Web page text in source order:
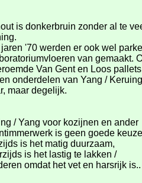
is donkerbruin zonder al te
jaren '70 werden er ook wel
van gemaakt.
Van Gent en Loos pallets
onderdelen van Yang /
maar degelijk.
/ Yang voor kozijnen en ander
is geen goede
is het matig duurzaam,
is het lastig te lakken /
omdat het vet en harsrijk is..